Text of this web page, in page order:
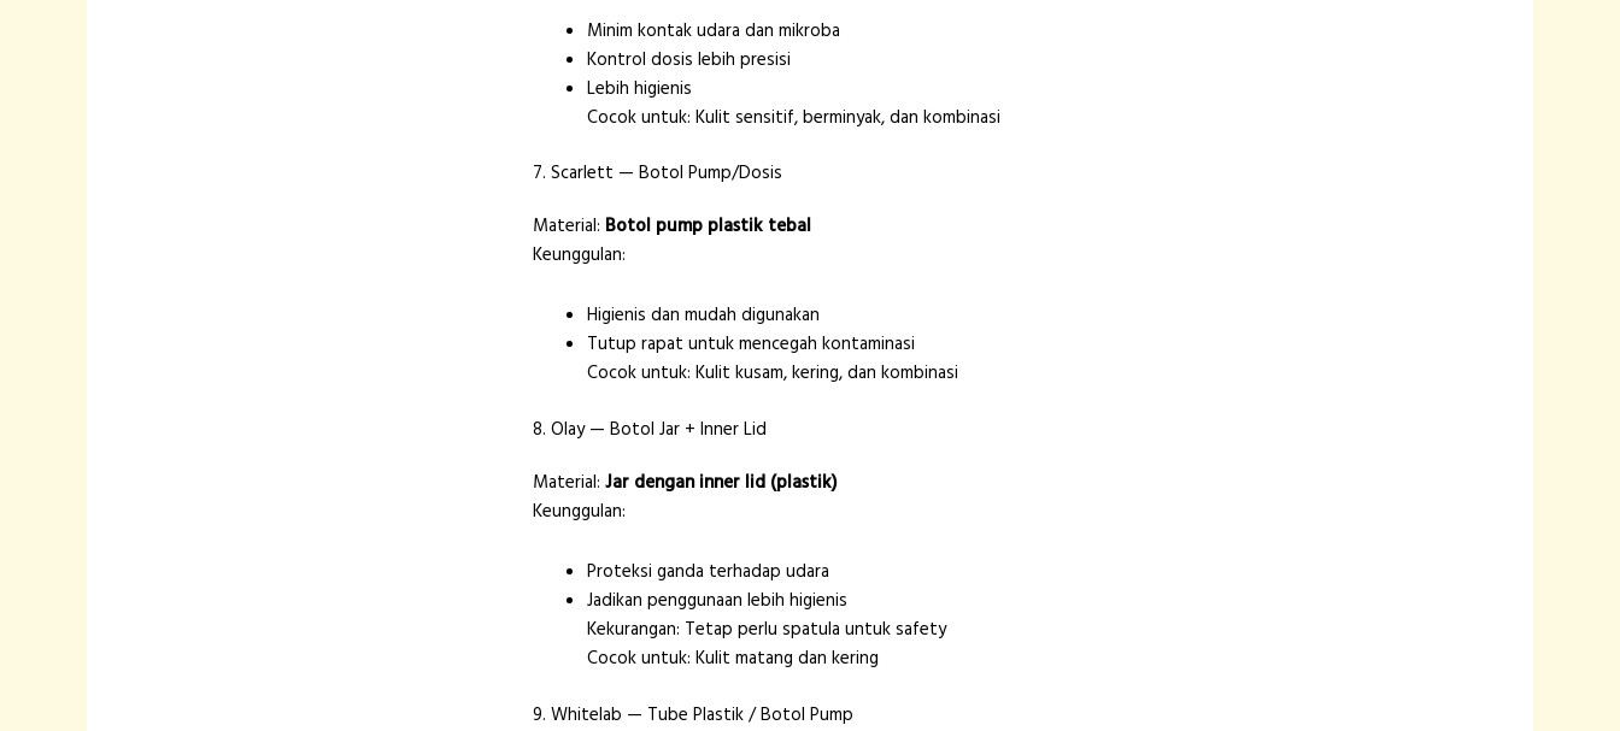
Minim kontak udara dan mikroba
Kontrol dosis lebih presisi
Lebih higienis
Cocok untuk: Kulit sensitif, berminyak, dan kombinasi
7. Scarlett — Botol Pump/Dosis
Material: Botol pump plastik tebal
Keunggulan:
Higienis dan mudah digunakan
Tutup rapat untuk mencegah kontaminasi
Cocok untuk: Kulit kusam, kering, dan kombinasi
8. Olay — Botol Jar + Inner Lid
Material:Jar dengan inner lid (plastik)
Keunggulan:
Proteksi ganda terhadap udara
Jadikan penggunaan lebih higienis
Kekurangan: Tetap perlu spatula untuk safety
Cocok untuk: Kulit matang dan kering
9. Whitelab — Tube Plastik / Botol Pump